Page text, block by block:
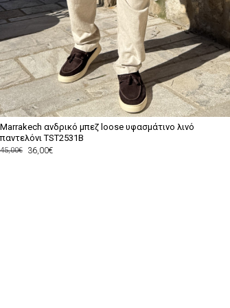
Marrakech ανδρικό μπεζ loose υφασμάτινο λινό
παντελόνι TST2531B
36,00€
45,00€